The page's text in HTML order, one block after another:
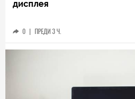
дисплея
0 | ПРЕДИ 3 Ч.